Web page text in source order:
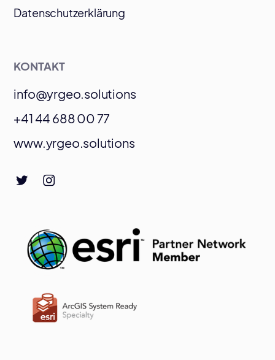
Datenschutzerklärung
KONTAKT
info@yrgeo.solutions
+41 44 688 00 77
www.yrgeo.solutions